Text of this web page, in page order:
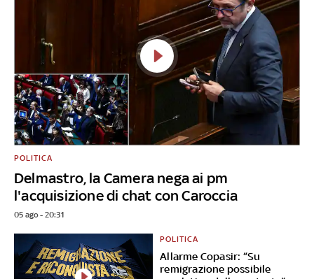
Delmastro, la Camera nega ai pm
l'acquisizione di chat con Caroccia
POLITICA
05 ago - 20:31
Allarme Copasir: “Su
remigrazione possibile
POLITICA